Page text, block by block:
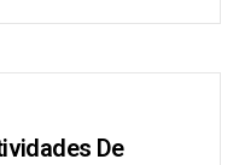
De